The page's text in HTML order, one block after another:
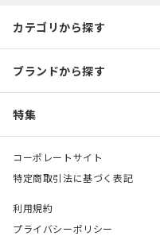
カテゴリから探す
ブランドから探す
特集
コーポレートサイト
特定商取引法に基づく表記
利用規約
プライバシーポリシー